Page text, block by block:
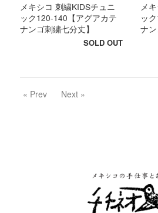
メキシコ 刺繍KIDSチュニ
ック120-140【アグアカテ
ナンゴ刺繍七分丈】
SOLD OUT
メ
ッ
ナ
« Prev Next »